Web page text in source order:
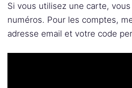
Si vous utilisez une carte,
numéros. Pour les comptes,
adresse email et votre code